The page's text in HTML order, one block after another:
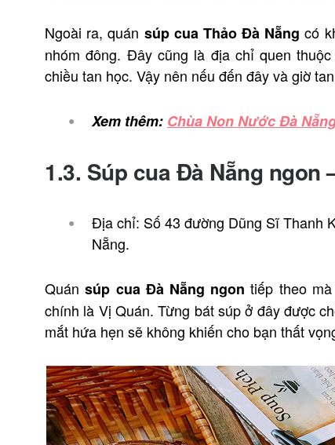
Ngoài ra, quán súp cua Thảo Đà Nẵngcó
nhóm đông. Đây cũng là địa chỉ quen
chiều tan học. Vậy nên nếu đến đây và giờ
Xem thêm: Chùa Non Nước Đà
1.3. Súp cua Đà Nẵng ngon
Địa chỉ: Số 43 đường Dũng Sĩ Thanh
Nẵng.
Quán súp cua Đà Nẵng ngontiếp theo mà
chính là Vị Quán. Từng bát súp ở đây được
mắt hứa hẹn sẽ không khiến cho bạn thất